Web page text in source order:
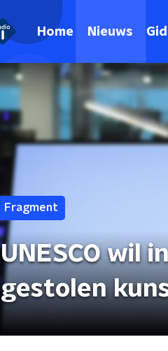
Home Nieuws
Fragment
UNESCO wil
gestolen